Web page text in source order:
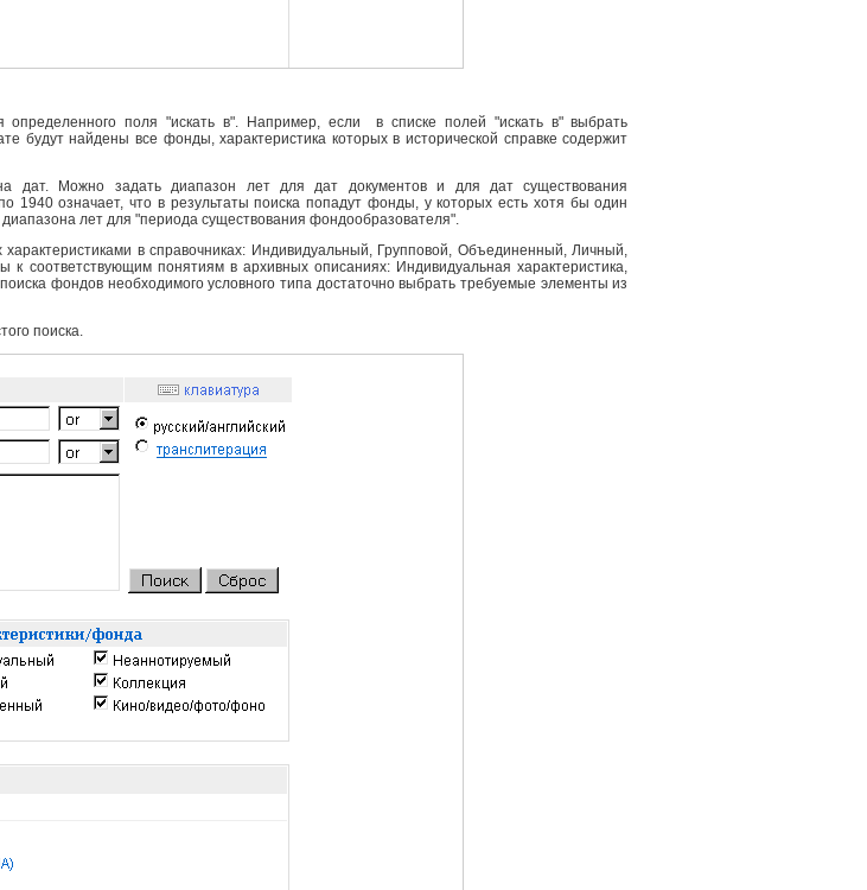
поля "искать в". Например, если в списке полей "искать в" выбрать
будут найдены все фонды, характеристика которых в исторической справке содержит
дат. Можно задать диапазон лет для дат документов и для дат существования
означает, что в результаты поиска попадут фонды, у которых есть хотя бы один
лет для "периода существования фондообразователя".
в справочниках: Индивидуальный, Групповой, Объединенный, Личный,
соответствующим понятиям в архивных описаниях: Индивидуальная характеристика,
фондов необходимого условного типа достаточно выбрать требуемые элементы из
поиска.